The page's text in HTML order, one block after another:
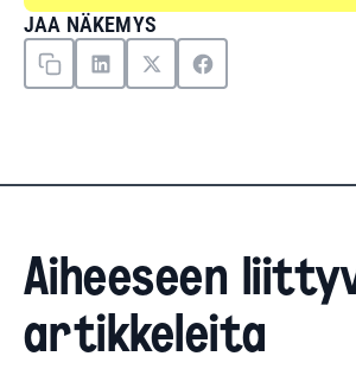
JAA NÄKEMYS
Aiheeseen
artikkeleita